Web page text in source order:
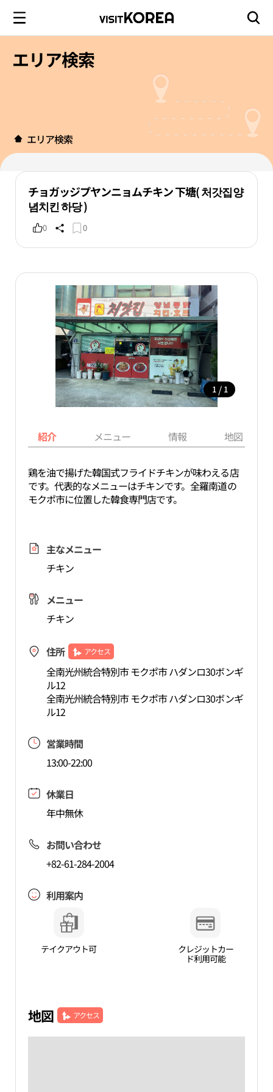
エリア検索
エリア検索
チョガッジプヤンニョムチキン 下塘( 처갓집양
념치킨 하당 )
0 0
1 / 1
紹介 メニュー 情報 地図
鶏を油で揚げた韓国式フライドチキンが味わえる店
です。代表的なメニューはチキンです。全羅南道の
モクポ市に位置した韓食専門店です。
主なメニュー
チキン
メニュー
チキン
住所 アクセス
全南光州統合特別市 モクポ市 ハダンロ30ボンギ
ル12
全南光州統合特別市 モクポ市 ハダンロ30ボンギ
ル12
営業時間
13:00-22:00
休業日
年中無休
お問い合わせ
+82-61-284-2004
利用案内
テイクアウト可
クレジットカー
ド利用可能
地図 アクセス